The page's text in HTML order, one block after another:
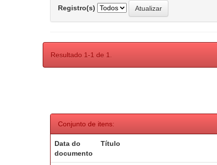
Registro(s)
Resultado 1-1 de 1.
Conjunto de itens:
Data do
documento
Título